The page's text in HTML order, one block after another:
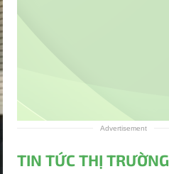
Advertisement
TIN TỨC THỊ TRƯỜNG